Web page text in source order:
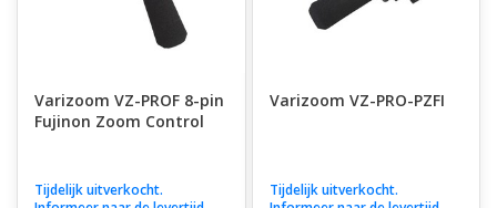
Varizoom VZ-PROF 8-pin
Fujinon Zoom Control
Tijdelijk uitverkocht.
Varizoom VZ-PRO-PZFI
Tijdelijk uitverkocht.